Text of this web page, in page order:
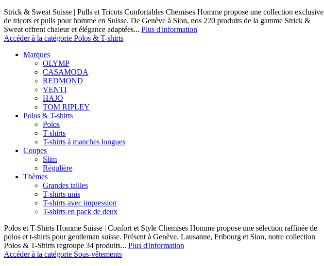
Strick & Sweat Suisse | Pulls et Tricots Confortables Chemises Homme propose une collection exclusive
de tricots et pulls pour homme en Suisse. De Genève à Sion, nos 220 produits de la gamme Strick &
Sweat offrent chaleur et élégance adaptées... Plus d'information
Accéder à la catégorie Polos & T-shirts
Marques
OLYMP
CASAMODA
REDMOND
VENTI
HAJO
TOM RIPLEY
Polos & T-shirts
Polos
T-shirts
T-shirts à manches longues
Coupes
Slim
Régulière
Thèmes
Grandes tailles
T-shirts unis
T-shirts avec impression
T-shirts en pack de deux
Polos et T-Shirts Homme Suisse | Confort et Style Chemises Homme propose une sélection raffinée de
polos et t-shirts pour gentleman suisse. Présent à Genève, Lausanne, Fribourg et Sion, notre collection
Polos & T-Shirts regroupe 34 produits... Plus d'information
Accéder à la catégorie Sous-vêtements